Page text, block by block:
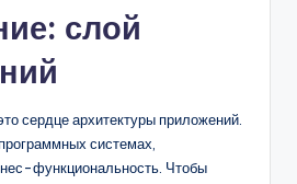
слой
сердце архитектуры приложений.
системах,
функциональность. Чтобы